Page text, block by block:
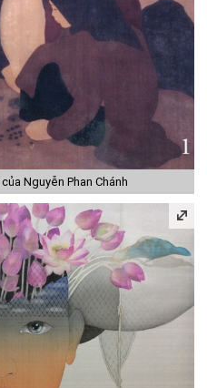
Nguyễn Phan Chánh